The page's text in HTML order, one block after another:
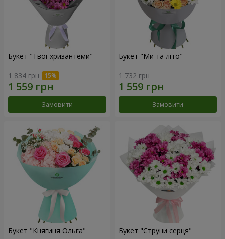
Букет "Твої хризантеми"
1 834 грн
Замовити
Букет "Ми та літо"
1 732 грн
Замовити
Букет "Княгиня Ольга" Букет "Струни серця"